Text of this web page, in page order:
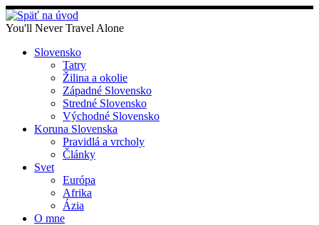
Skip
to
You'll Never Travel Alone
Slovensko
Tatry
Žilina a okolie
Západné Slovensko
Stredné Slovensko
Východné Slovensko
Koruna Slovenska
Pravidlá a vrcholy
Články
Svet
Európa
Afrika
Ázia
O mne